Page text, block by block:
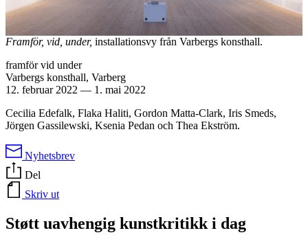
Framför, vid, under, installationsvy från Varbergs konsthall.
framför vid under
Varbergs konsthall, Varberg
12. februar 2022 — 1. mai 2022
Cecilia Edefalk, Flaka Haliti, Gordon Matta-Clark, Iris Smeds,
Jörgen Gassilewski, Ksenia Pedan och Thea Ekström.
Nyhetsbrev
Del
Skriv ut
Støtt uavhengig kunstkritikk i dag